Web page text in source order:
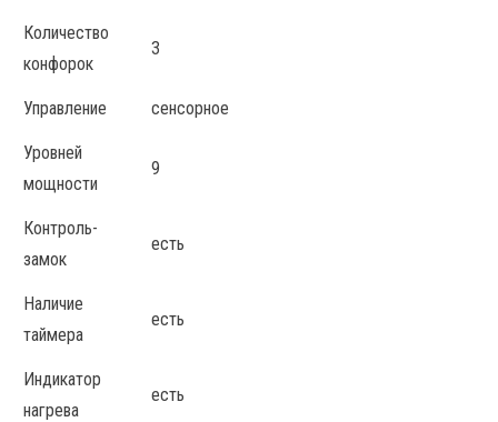
Количество
конфорок
3
Управление сенсорное
Уровней
мощности
9
Контроль-
замок
есть
Наличие
таймера
есть
Индикатор
нагрева
есть